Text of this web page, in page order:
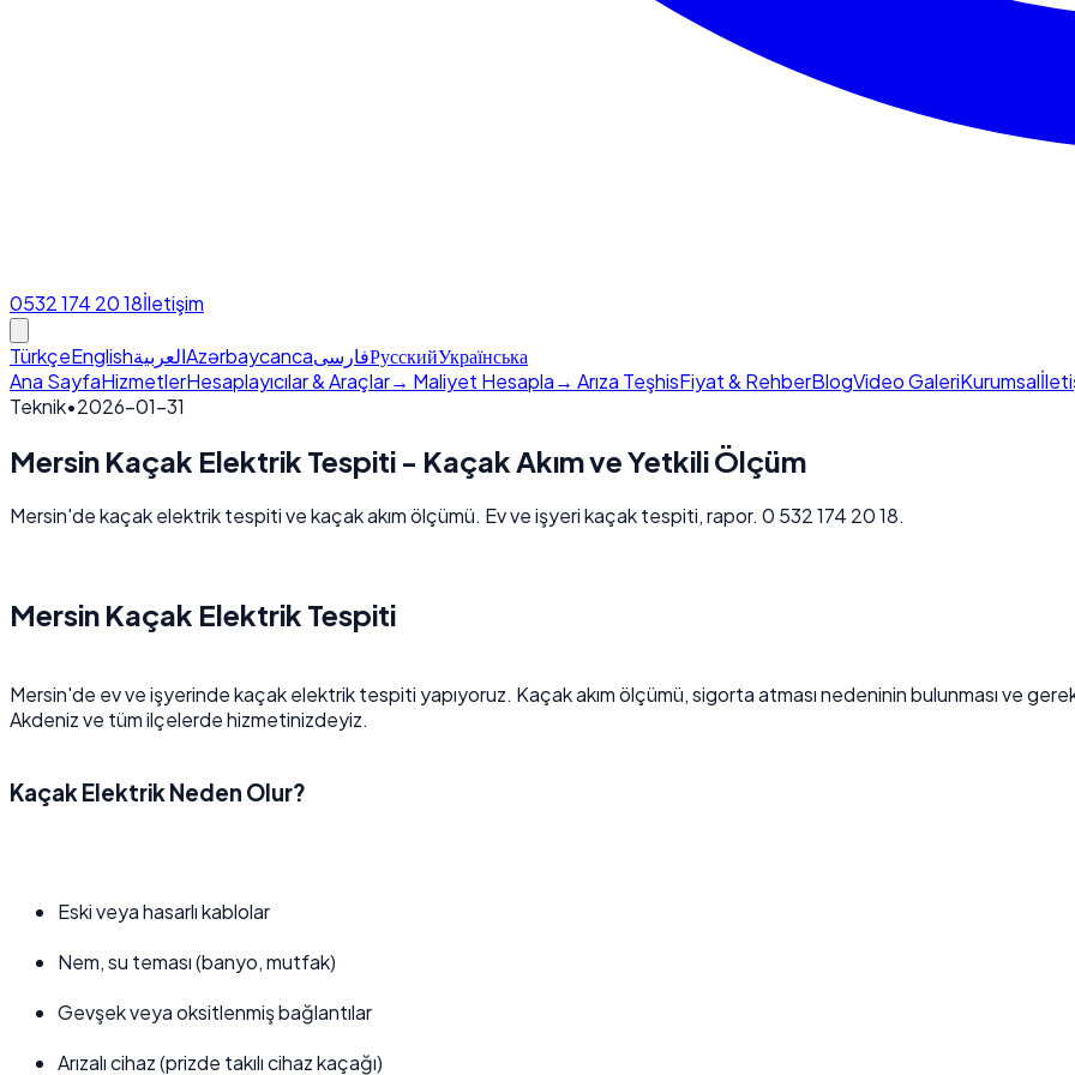
0532 174 20 18İletişim
TürkçeEnglishالعربيةAzərbaycancaفارسیРусскийУкраїнська
Ana SayfaHizmetlerHesaplayıcılar & Araçlar→ Maliyet Hesapla→ Arıza TeşhisFiyat & RehberBlogVideo GaleriKurumsal
Teknik•2026-01-31
Mersin Kaçak Elektrik Tespiti - Kaçak Akım ve Yetkili Ölçüm
Mersin'de kaçak elektrik tespiti ve kaçak akım ölçümü. Ev ve işyeri kaçak tespiti, rapor. 0 532 174 20 18.
Mersin Kaçak Elektrik Tespiti
Mersin'de ev ve işyerinde kaçak elektrik tespiti yapıyoruz. Kaçak akım ölçümü, sigorta atması nedeninin bulunması ve
Akdeniz ve tüm ilçelerde hizmetinizdeyiz.
Kaçak Elektrik Neden Olur?
Eski veya hasarlı kablolar
Nem, su teması (banyo, mutfak)
Gevşek veya oksitlenmiş bağlantılar
Arızalı cihaz (prizde takılı cihaz kaçağı)